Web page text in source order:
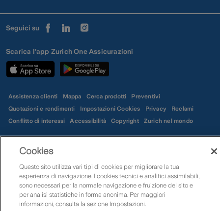
Seguici su
Scarica l'app Zurich One Assicurazioni
Assistenza clienti Mappa Cerca prodotti
Preventivi
Quotazioni e rendimenti
Impostazioni Cookies Privacy
Reclami
Conflitto di interessi
Accessibilità Copyright Zurich nel mondo
Zurich Insurance Company Ltd – Rappresentanza Generale per l’Italia PI
01627980152 | Zurich Insurance Europe AG - Rappresentanza Generale per
l'Italia PI 05380900968 | Zurich Investments Life SpA PI 08921640150
Cookies
Questo sito utilizza vari tipi di cookies per migliorare la tua
esperienza di navigazione. I cookies tecnici e analitici assimilabili,
sono necessari per la normale navigazione e fruizione del sito e
per analisi statistiche in forma anonima. Per maggiori
informazioni, consulta la sezione Impostazioni.